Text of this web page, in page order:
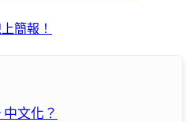
簡報！
中文化？